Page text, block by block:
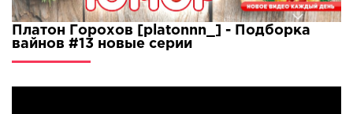
Платон Горохов [platonnn_] - Подборка
вайнов #13 новые серии